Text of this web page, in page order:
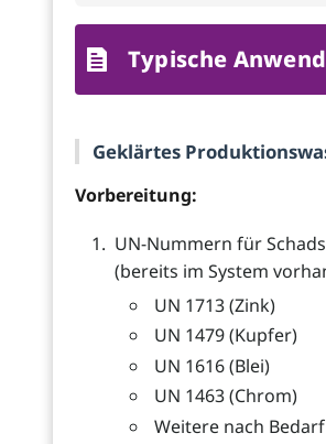
Typische
Geklärtes
Vorbereitung:
UN-Nummern für
(bereits im System
UN 1713 (Zink)
UN 1479 (Kupfer)
UN 1616 (Blei)
UN 1463 (Chrom)
Weitere nach Bedarf